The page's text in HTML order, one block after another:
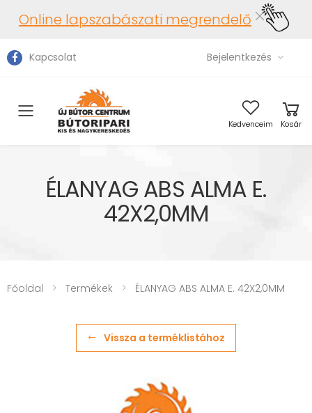
Online lapszabászati megrendelő
Kapcsolat Bejelentkezés
Toggle mobile menu Kedvenceim Kosár
ÉLANYAG ABS ALMA E.
42X2,0MM
Főoldal Termékek ÉLANYAG ABS ALMA E. 42X2,0MM
Vissza a terméklistához